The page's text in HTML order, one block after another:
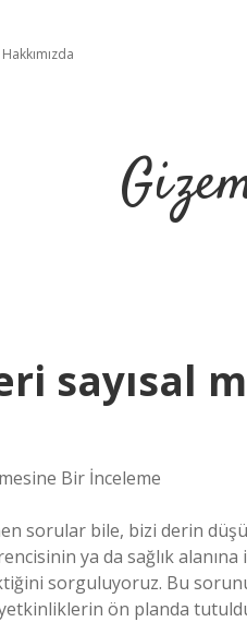
Hakkımızda
sayısal
Bir İnceleme
sorular bile, bizi derin
ya da sağlık
sorguluyoruz. Bu
ön planda